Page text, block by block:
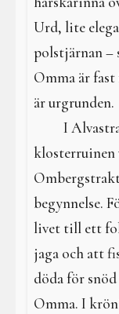
Urd, lite
polstjärnan –
Omma är
är urgrunden.
I
klosterruinen
begynnelse.
livet till ett
jaga och att
döda för
Omma. I